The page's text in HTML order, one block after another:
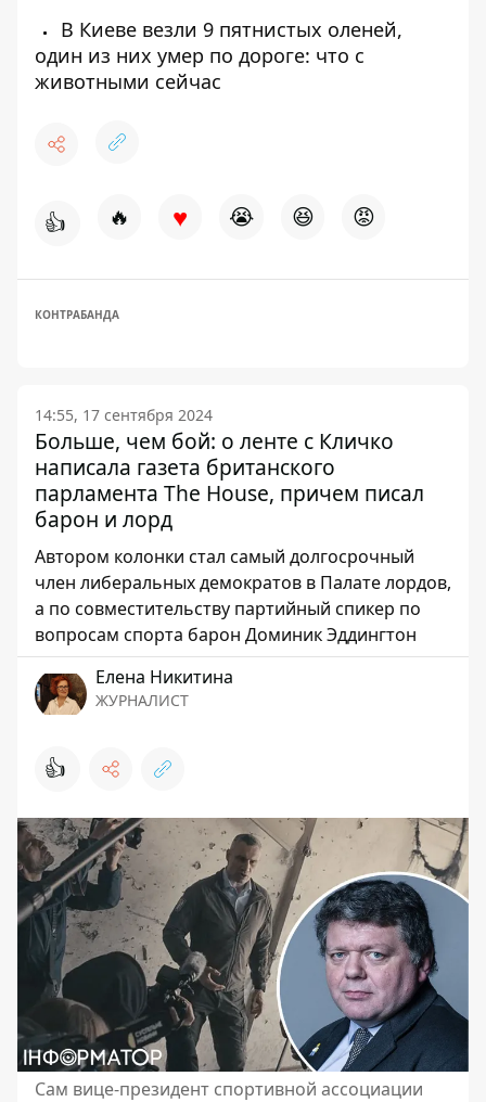
В Киеве везли 9 пятнистых оленей,
один из них умер по дороге: что с
животными сейчас
👍 🔥 ♥ 😭 😆 😡
КОНТРАБАНДА
14:55, 17 сентября 2024
Больше, чем бой: о ленте с Кличко
написала газета британского
парламента The House, причем писал
барон и лорд
Автором колонки стал самый долгосрочный
член либеральных демократов в Палате лордов,
а по совместительству партийный спикер по
вопросам спорта барон Доминик Эддингтон
Елена Никитина
ЖУРНАЛИСТ
👍
Сам вице-президент спортивной ассоциации